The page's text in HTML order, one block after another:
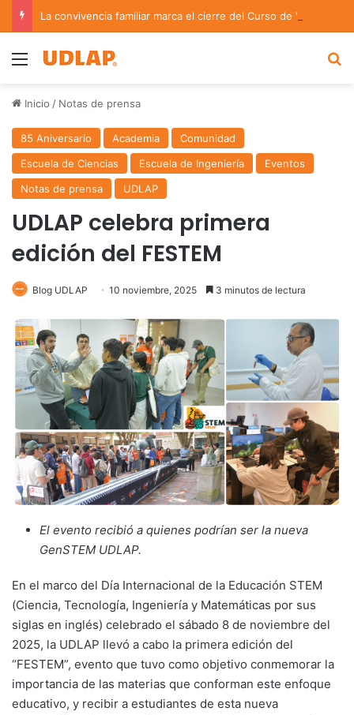
Menu
Inicio / Notas de prensa
85 Aniversario Academia
Comunidad
Escuela de Ciencias
Escuela de Ingeniería
Eventos
Notas de prensa
UDLAP
UDLAP celebra primera
edición del FESTEM
Blog UDLAP 10 noviembre, 2025 3 minutos de lectura
El evento recibió a quienes podrían ser la nueva
GenSTEM UDLAP.
En el marco del Día Internacional de la Educación STEM
(Ciencia, Tecnología, Ingeniería y Matemáticas por sus
siglas en inglés) celebrado el sábado 8 de noviembre del
2025, la UDLAP llevó a cabo la primera edición del
“FESTEM”, evento que tuvo como objetivo conmemorar la
importancia de las materias que conforman este enfoque
educativo, y recibir a estudiantes de esta nueva